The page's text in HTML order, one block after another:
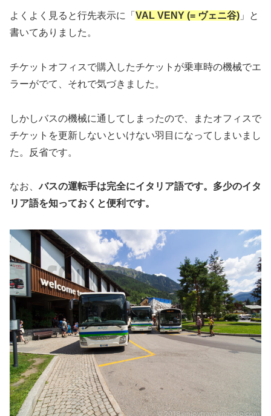
よくよく見ると行先表示に「 VAL VENY (= ヴェニ谷) 」と
書いてありました。
チケットオフィスで購入したチケットが乗車時の機械でエ
ラーがでて、それで気づきました。
しかしバスの機械に通してしまったので、またオフィスで
チケットを更新しないといけない羽目になってしまいまし
た。反省です。
なお、バスの運転手は完全にイタリア語です。多少のイタ
リア語を知っておくと便利です。